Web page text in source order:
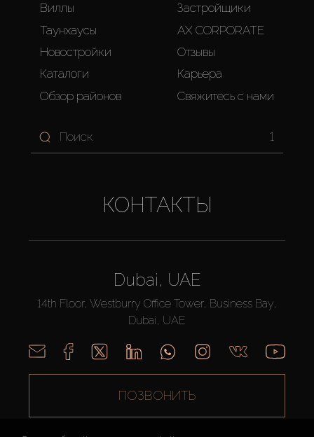
Виллы
Таунхаусы
Новостройки
Каталоги
Обзор районов
Застройщики
AX CORPORATE
Отзывы
Карьера
Свяжитесь с нами
1
КОНТАКТЫ
Dubai, UAE
14th Floor, Westburry Office Tower, Business Bay,
Dubai, UAE
ПОЗВОНИТЬ